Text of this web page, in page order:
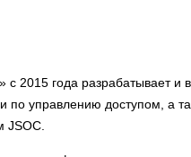
2015 года разрабатывает и
управлению доступом, а
JSOC.